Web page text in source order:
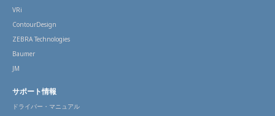
VRi
ContourDesign
ZEBRA Technologies
Baumer
JM
サポート情報
ドライバー・マニュアル